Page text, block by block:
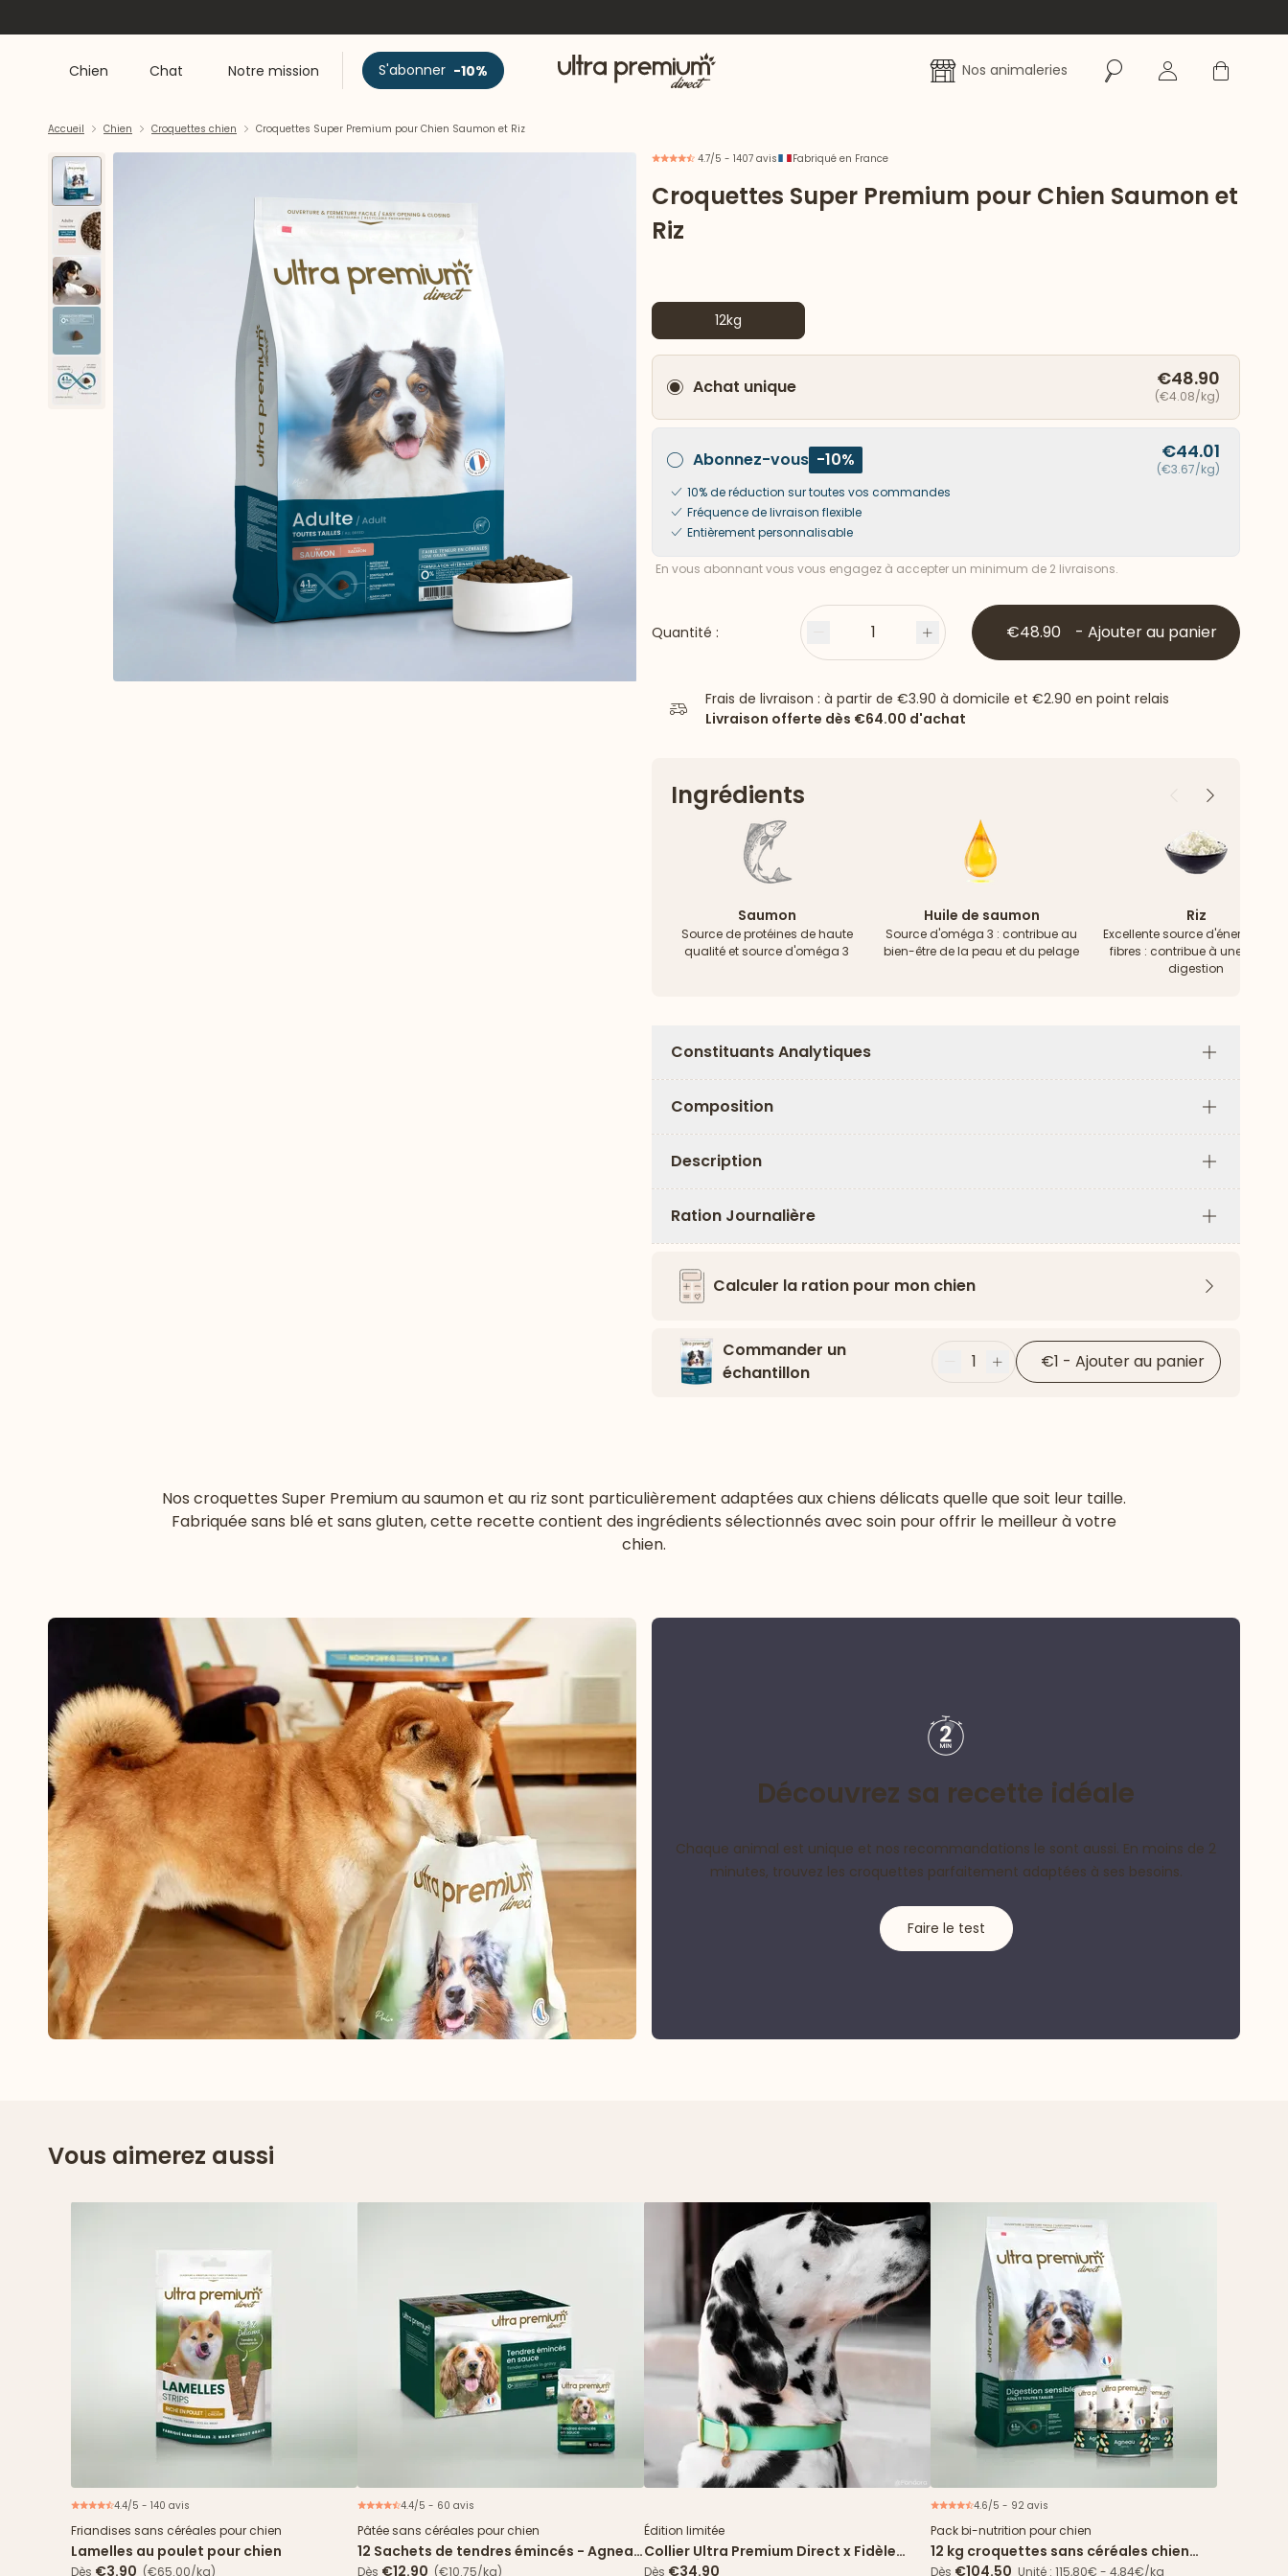
Chien Chat Notre mission S'abonner -10% Accueil Nos animaleries RechercherSe connecter
Panier
Accueil Chien Croquettes chien Croquettes Super Premium pour Chien Saumon et Riz
4.7/5 - 1407 avis Fabriqué en France
Croquettes Super Premium pour Chien Saumon et
Riz
12kg
Achat unique €48.90
(€4.08/kg)
Abonnez-vous -10% €44.01
(€3.67/kg)
10% de réduction sur toutes vos commandes
Fréquence de livraison flexible
Entièrement personnalisable
En vous abonnant vous vous engagez à accepter un minimum de 2 livraisons.
Quantité : Moins 1 Plus €48.90 - Ajouter au panier
Frais de livraison : à partir de €3.90 à domicile et €2.90 en point relais
Livraison offerte dès €64.00 d'achat
Ingrédients PrécédentSuivant
Saumon
Source de protéines de haute
qualité et source d'oméga 3
Huile de saumon
Source d'oméga 3 : contribue au
bien-être de la peau et du pelage
Riz
Excellente source d'énergie & de
fibres : contribue à une bonne
digestion
Constituants Analytiques
Plus
Composition
Plus
Description
Plus
Ration Journalière
Plus
Calculer la ration pour mon chien
Commander un
échantillon
Moins
1 Plus €1 - Ajouter au panier
Nos croquettes Super Premium au saumon et au riz sont particulièrement adaptées aux chiens délicats quelle que soit leur taille.
Fabriquée sans blé et sans gluten, cette recette contient des ingrédients sélectionnés avec soin pour offrir le meilleur à votre
chien.
Découvrez sa recette idéale
Chaque animal est unique et nos recommandations le sont aussi. En moins de 2
minutes, trouvez les croquettes parfaitement adaptées à ses besoins.
Faire le test
Vous aimerez aussi
4.4/5 - 140 avis
Friandises sans céréales pour chien
Lamelles au poulet pour chien
Dès €3.90 (€65.00/kg)
4.4/5 - 60 avis
Pâtée sans céréales pour chien
12 Sachets de tendres émincés - Agneau
& haricots verts
Dès €12.90 (€10.75/kg)
Édition limitée
Collier Ultra Premium Direct x Fidèle
Paris - Édition limitée
Dès €34.90
4.6/5 - 92 avis
Pack bi-nutrition pour chien
12 kg croquettes sans céréales chien
Digestion Sensible + 24 boîtes agneau
Dès €104.50 Unité : 115,80€ - 4,84€/kg